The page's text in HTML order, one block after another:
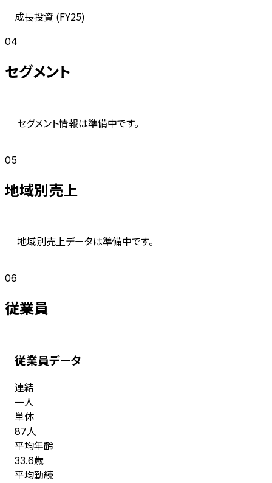
成長投資 (FY25)
04
セグメント
セグメント情報は準備中です。
05
地域別売上
地域別売上データは準備中です。
06
従業員
従業員データ
連結
—人
単体
87人
平均年齢
33.6歳
平均勤続